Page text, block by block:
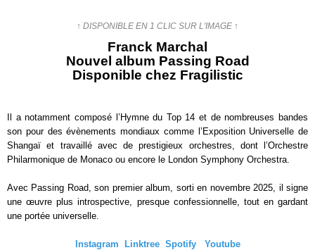
↑ DISPONIBLE EN 1 CLIC SUR L'IMAGE ↑
Franck Marchal
Nouvel album Passing Road
Disponible chez Fragilistic
Il a notamment composé l’Hymne du Top 14 et de nombreuses bandes
son pour des évènements mondiaux comme l’Exposition Universelle de
Shangaï et travaillé avec de prestigieux orchestres, dont l’Orchestre
Philarmonique de Monaco ou encore le London Symphony Orchestra.
Avec Passing Road, son premier album, sorti en novembre 2025, il signe
une œuvre plus introspective, presque confessionnelle, tout en gardant
une portée universelle.
Instagram Linktree Spotify Youtube